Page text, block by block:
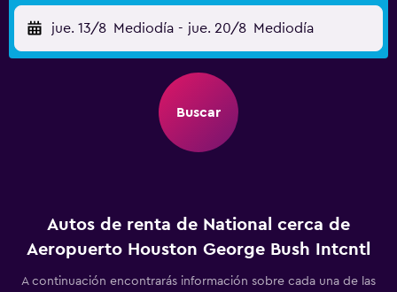
jue. 13/8 Mediodía - jue. 20/8 Mediodía
Buscar
Autos de renta de National cerca de
Aeropuerto Houston George Bush Intcntl
A continuación encontrarás información sobre cada una de las